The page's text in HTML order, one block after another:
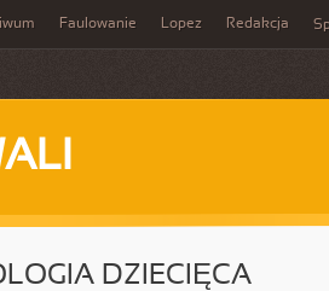
Faulowanie Lopez Redakcja
DZIECIĘCA